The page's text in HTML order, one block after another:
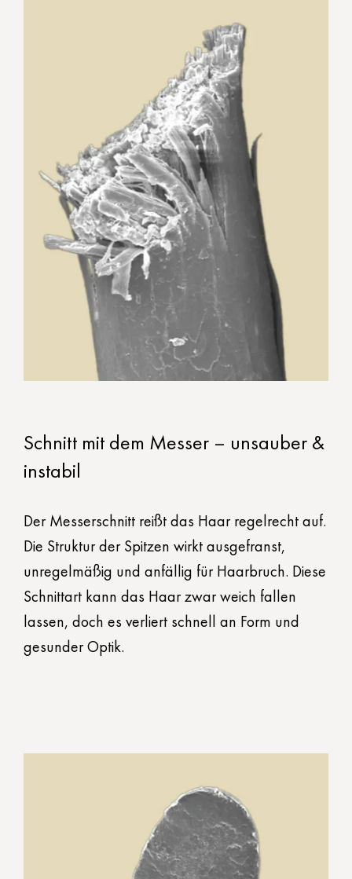
Schnitt mit dem Messer – unsauber &
instabil
Der Messerschnitt reißt das Haar regelrecht auf.
Die Struktur der Spitzen wirkt ausgefranst,
unregelmäßig und anfällig für Haarbruch. Diese
Schnittart kann das Haar zwar weich fallen
lassen, doch es verliert schnell an Form und
gesunder Optik.